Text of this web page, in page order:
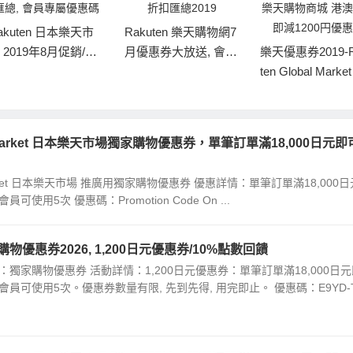
Rakuten 樂天購物網7
月優惠券大放送, 會員
樂天優惠券2019-Raku
Rakuten
t 樂天國際購
碼，滿12000
日本樂天市場獨家購物優惠券，單筆訂單滿18,000日元即
日本樂天市場 推廣用獨家購物優惠券 優惠詳情：單筆訂單滿18,000日
員可使用5次 優惠碼：Promotion Code On ...
物優惠券2026, 1,200日元優惠券/10%點數回饋
獨家購物優惠券 活動詳情：1,200日元優惠券：單筆訂單滿18,000日元
員可使用5次。優惠券數量有限, 先到先得, 用完即止。 優惠碼：E9YD-